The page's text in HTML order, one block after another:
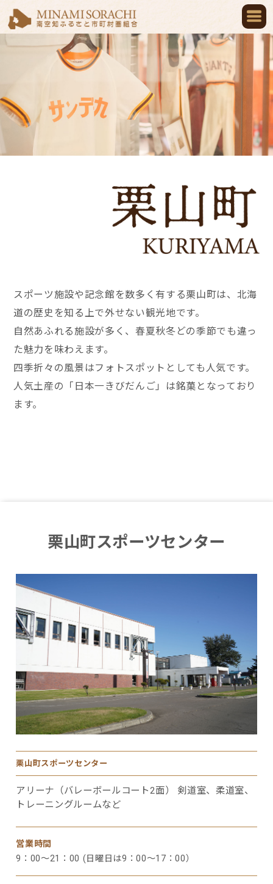
スポーツ施設や記念館を数多く有する栗山町は、北海
道の歴史を知る上で外せない観光地です。
自然あふれる施設が多く、春夏秋冬どの季節でも違っ
た魅力を味わえます。
四季折々の風景はフォトスポットとしても人気です。
人気土産の「日本一きびだんご」は銘菓となっており
ます。
栗山町スポーツセンター
栗山町スポーツセンター
アリーナ（バレーボールコート2面） 剣道室、柔道室、
トレーニングルームなど
営業時間
9：00～21：00 (日曜日は9：00～17：00）